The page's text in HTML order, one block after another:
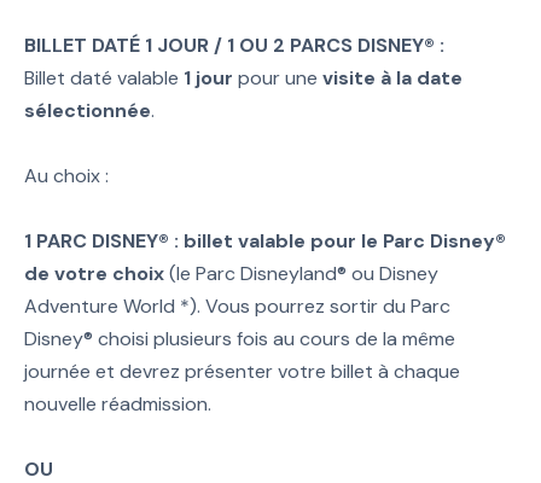
BILLET DATÉ 1 JOUR / 1 OU 2 PARCS DISNEY® :
Billet daté valable 1 jour pour une visite à la date
sélectionnée.
Au choix :
1 PARC DISNEY® : billet valable pour le Parc Disney®
de votre choix(le Parc Disneyland® ou Disney
Adventure World *). Vous pourrez sortir du Parc
Disney® choisi plusieurs fois au cours de la même
journée et devrez présenter votre billet à chaque
nouvelle réadmission.
OU